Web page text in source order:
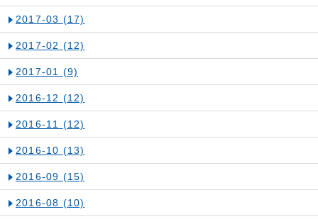
2017-03 (17)
2017-02 (12)
2017-01 (9)
2016-12 (12)
2016-11 (12)
2016-10 (13)
2016-09 (15)
2016-08 (10)